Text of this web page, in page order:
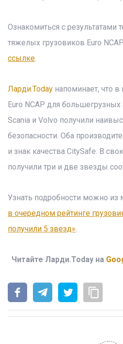
Ознакомиться с результатами
тяжелых грузовиков Euro
ссылке.
Ларди.Today напоминает, что
Euro NCAP для
Scania и Volvo получили
безопасности. Оба
и знак качества CitySafe. В
получили три и две звезды
Узнать подробности можно из
в очередном рейтинге
получили 5 звезд».
Читайте Ларди.Today на